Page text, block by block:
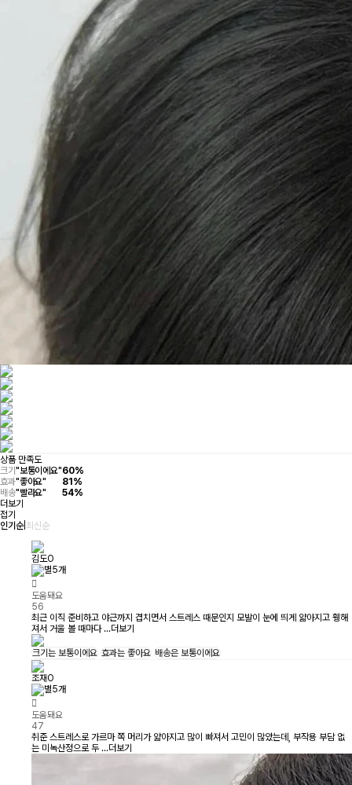
상품 만족도
크기 "보통이에요"60%
효과"좋아요"
81%
배송"빨라요"
54%
더보기
접기
인기순|최신순
김도O
도움돼요
56
최근 이직 준비하고 야근까지 겹치면서 스트레스 때문인지 모발이 눈에 띄게 얇아지고 휑해
져서 거울 볼 때마다 ...더보기
크기는 보통이에요 효과는 좋아요 배송은 보통이에요
조재O
도움돼요
47
취준 스트레스로 가르마 쪽 머리가 얇아지고 많이 빠져서 고민이 많았는데, 부작용 부담 없
는 미녹산정으로 두 ...더보기